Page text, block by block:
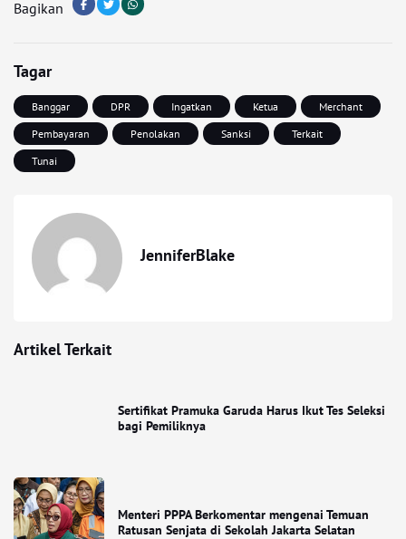
Bagikan
Tagar
Banggar DPR Ingatkan Ketua
Merchant
Pembayaran
Penolakan Sanksi
Terkait
Tunai
JenniferBlake
Artikel Terkait
Sertifikat Pramuka Garuda Harus Ikut Tes Seleksi
bagi Pemiliknya
Menteri PPPA Berkomentar mengenai Temuan
Ratusan Senjata di Sekolah Jakarta Selatan